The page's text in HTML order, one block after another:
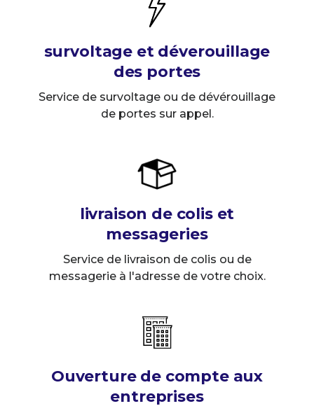
survoltage et déverouillage
des portes
Service de survoltage ou de dévérouillage
de portes sur appel.
livraison de colis et
messageries
Service de livraison de colis ou de
messagerie à l'adresse de votre choix.
Ouverture de compte aux
entreprises